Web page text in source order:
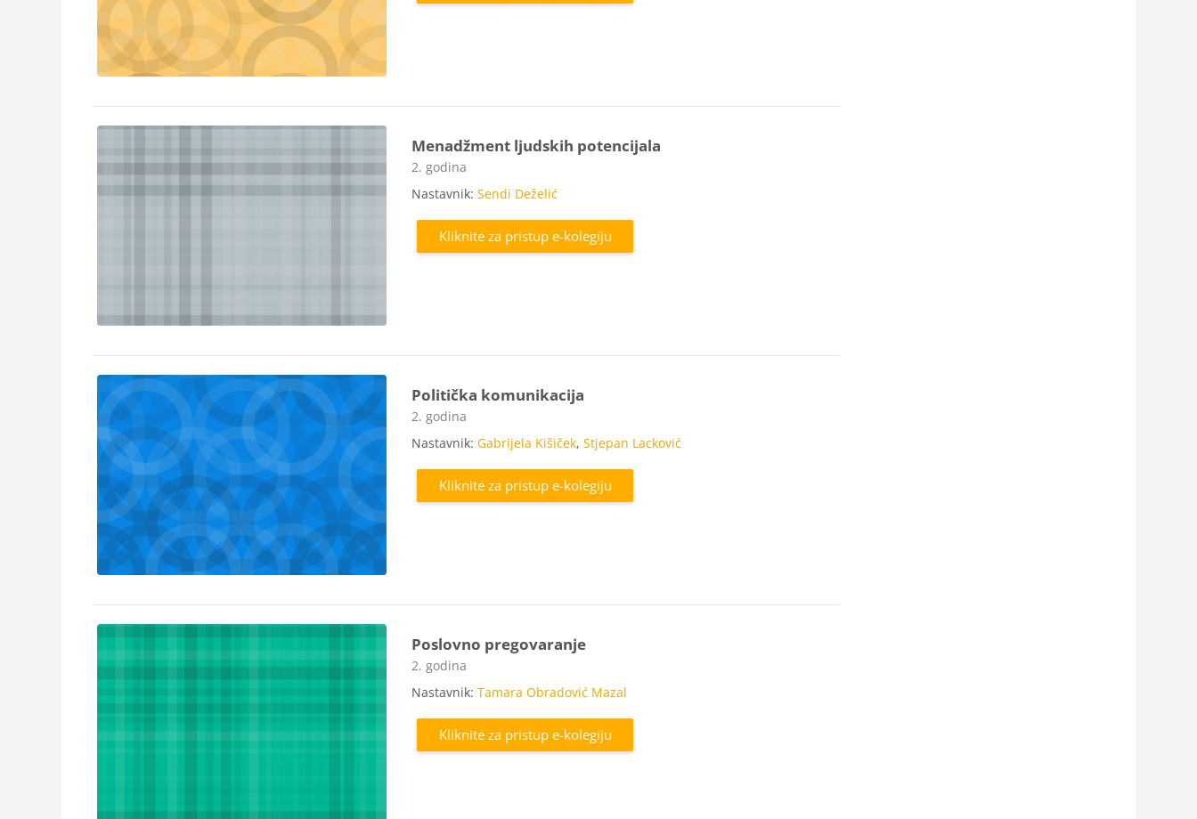
Menadžment ljudskih potencijala
Kategorija e-kolegija
2. godina
Nastavnik:Sendi Deželić
Kliknite za pristup e-kolegiju
Politička komunikacija
Kategorija e-kolegija
2. godina
Nastavnik:Gabrijela Kišiček,Stjepan Lacković
Kliknite za pristup e-kolegiju
Poslovno pregovaranje
Kategorija e-kolegija
2. godina
Nastavnik:Tamara Obradović Mazal
Kliknite za pristup e-kolegiju